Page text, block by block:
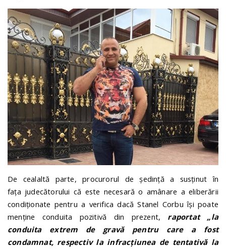
De cealaltă parte, procurorul de ședință a susținut în
fața judecătorului că este necesară o amânare a eliberării
condiționate pentru a verifica dacă Stanel Corbu își poate
menține conduita pozitivă din prezent, raportat „la
conduita extrem de gravă pentru care a fost
condamnat, respectiv la infracţiunea de tentativă la